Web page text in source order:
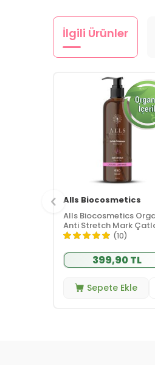
İlgili Ürünler
Alls Biocosmetics
Alls Biocosmetics
Anti Stretch Mark
Önlemeye Yardımcı Jel
(10)
399,90 TL
Sepete Ekle